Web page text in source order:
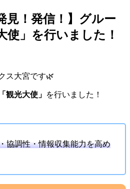
見！発信！】グルー
使」を行いました！
ス大宮です🌿
「観光大使」 を行いました！
協調性・情報収集能力を高め